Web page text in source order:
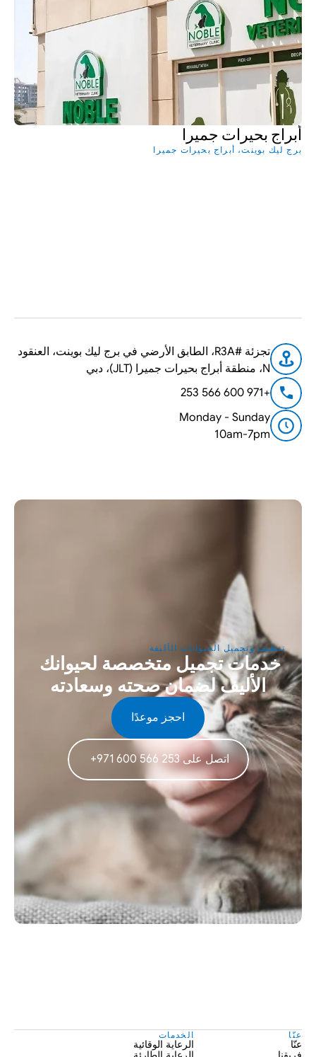
أبراج بحيرات جميرا
برج ليك بوينت، أبراج بحيرات جميرا
N، منطقة أبراج بحيرات جميرا (JLT)، دبي
+971 600 566 253
Monday - Sunday
10am-7pm
تنظيف وتجميل الحيوانات الأليفة
الأليف لضمان صحته وسعادته
احجز موعدًا
‫اتصل على 253 566 600 971+‬ ‫
عنّا
عنّا
الخدمات
الرعاية الوقائية